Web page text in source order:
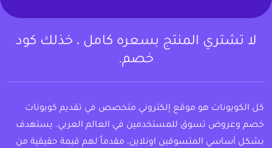
لا تشتري المنتج بسعره كامل ، خذلك كود
خصم.
كل الكوبونات هو موقع إلكتروني متخصص في تقديم كوبونات
خصم وعروض تسوق للمستخدمين في العالم العربي. يستهدف
بشكل أساسي المتسوقين اونلاين، مقدماً لهم قيمة حقيقية من